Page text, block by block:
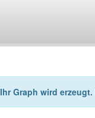
Ihr Graph wird erzeugt.